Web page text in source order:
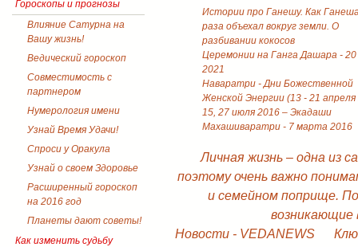
Истории про Ганешу. Как
раза объехал вокруг земли. О
разбивании кокосов
Церемонии на Ганга Дашара -
2021
Наваратри - Дни Божественной
Женской Энергии (13 - 21 апреля
15, 27 июля 2016 – Экадаши
Махашиваратри - 7 марта 2016
Личная жизнь – одна из
поэтому очень важно
и семейном поприще.
возникающие
Новости - VEDANEWS
Гороскопы и прогнозы
Влияние Сатурна на
Вашу жизнь!
Ведический гороскоп
Совместимость с
партнером
Нумерология имени
Узнай Время Удачи!
Спроси у Оракула
Узнай о своем Здоровье
Расширенный гороскоп
на 2016 год
Планеты дают советы!
Как изменить судьбу